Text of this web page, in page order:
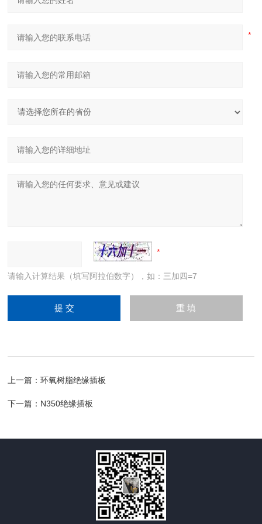
请输入计算结果（填写阿拉伯数字），如：三加四=7
上一篇：环氧树脂绝缘插板
下一篇： N350绝缘插板